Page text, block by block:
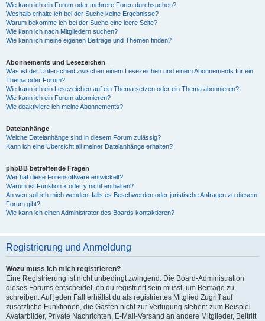
Wie kann ich ein Forum oder mehrere Foren durchsuchen?
Weshalb erhalte ich bei der Suche keine Ergebnisse?
Warum bekomme ich bei der Suche eine leere Seite?
Wie kann ich nach Mitgliedern suchen?
Wie kann ich meine eigenen Beiträge und Themen finden?
Abonnements und Lesezeichen
Was ist der Unterschied zwischen einem Lesezeichen und einem Abonnements für ein
Thema oder Forum?
Wie kann ich ein Lesezeichen auf ein Thema setzen oder ein Thema abonnieren?
Wie kann ich ein Forum abonnieren?
Wie deaktiviere ich meine Abonnements?
Dateianhänge
Welche Dateianhänge sind in diesem Forum zulässig?
Kann ich eine Übersicht all meiner Dateianhänge erhalten?
phpBB betreffende Fragen
Wer hat diese Forensoftware entwickelt?
Warum ist Funktion x oder y nicht enthalten?
An wen soll ich mich wenden, falls es Beschwerden oder juristische Anfragen zu diesem
Forum gibt?
Wie kann ich einen Administrator des Boards kontaktieren?
Registrierung und Anmeldung
Wozu muss ich mich registrieren?
Eine Registrierung ist nicht unbedingt zwingend. Die Board-Administration
dieses Forums entscheidet, ob du registriert sein musst, um Beiträge zu
schreiben. Auf jeden Fall erhältst du als registriertes Mitglied Zugriff auf
zusätzliche Funktionen, die Gästen nicht zur Verfügung stehen: zum Beispiel
Avatarbilder, Private Nachrichten, E-Mail-Versand an andere Mitglieder, Beitritt